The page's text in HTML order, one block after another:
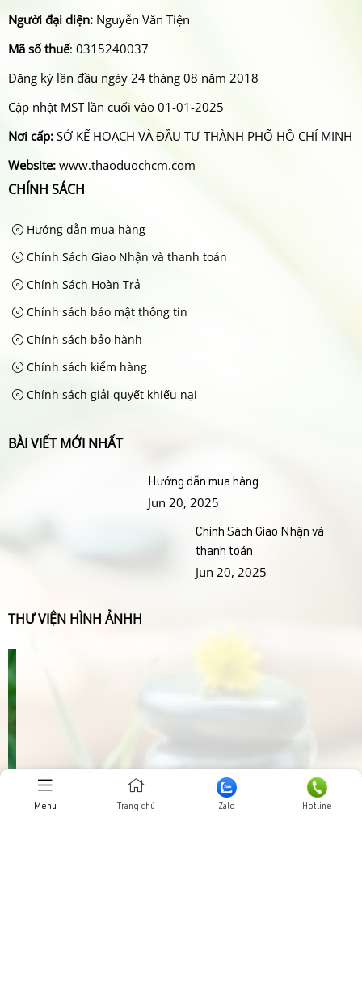
Người đại diện: Nguyễn Văn Tiện
Mã số thuế: 0315240037
Đăng ký lần đầu ngày 24 tháng 08 năm 2018
Cập nhật MST lần cuối vào 01-01-2025
Nơi cấp: SỞ KẾ HOẠCH VÀ ĐẦU TƯ THÀNH PHỐ HỒ CHÍ MINH
Website: www.thaoduochcm.com
CHÍNH SÁCH
Hướng dẫn mua hàng
Chính Sách Giao Nhận và thanh toán
Chính Sách Hoàn Trả
Chính sách bảo mật thông tin
Chính sách bảo hành
Chính sách kiểm hàng
Chính sách giải quyết khiếu nại
BÀI VIẾT MỚI NHẤT
Hướng dẫn mua hàng
Jun 20, 2025
Chính Sách Giao Nhận và
thanh toán
Jun 20, 2025
THƯ VIỆN HÌNH ẢNHH
Menu Trang chủ Zalo Hotline